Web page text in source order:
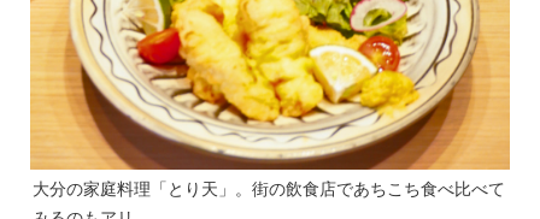
大分の家庭料理「とり天」。街の飲食店であちこち食べ比べて